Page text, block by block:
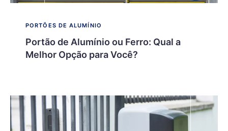
PORTÕES DE ALUMÍNIO
Portão de Alumínio ou Ferro: Qual a
Melhor Opção para Você?